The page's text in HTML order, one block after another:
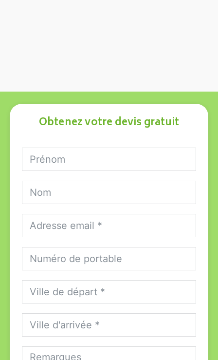
Obtenez votre devis gratuit